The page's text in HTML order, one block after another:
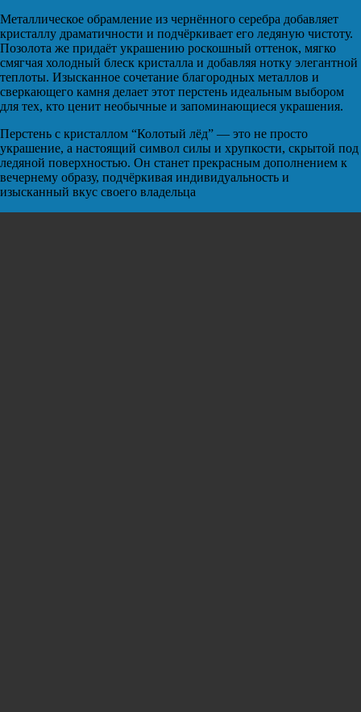
Металлическое обрамление из чернённого серебра добавляет
кристаллу драматичности и подчёркивает его ледяную чистоту.
Позолота же придаёт украшению роскошный оттенок, мягко
смягчая холодный блеск кристалла и добавляя нотку элегантной
теплоты. Изысканное сочетание благородных металлов и
сверкающего камня делает этот перстень идеальным выбором
для тех, кто ценит необычные и запоминающиеся украшения.
Перстень с кристаллом “Колотый лёд” — это не просто
украшение, а настоящий символ силы и хрупкости, скрытой под
ледяной поверхностью. Он станет прекрасным дополнением к
вечернему образу, подчёркивая индивидуальность и
изысканный вкус своего владельца